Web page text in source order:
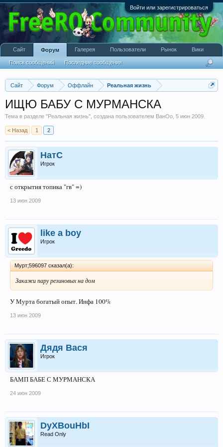
Войти или зарегистрироваться
Сайт Форум Оффлайн Реальная жизнь
ИЩЮ БАБУ С МУРМАНСКА
Тема в разделе "Реальная жизнь", создана пользователем ВанОо 5 июн 2009
< Назад 1 2
НатС
Игрок
с открытия топика "гв" =)
13 июн 2009
like a boy
Игрок
Мурт;596097 сказал(а):
Закажи пару резиновых на дом
У Мурта богатый опыт. Инфа 100%
13 июн 2009
Дядя Вася
Игрок
БАМП БАБЕ С МУРМАНСКА
24 июн 2009
DyXBouHbI
Read Only
Сайт Форум
Поиск сообщений Последние сообщения
Галерея Пользователи Рынок Вики